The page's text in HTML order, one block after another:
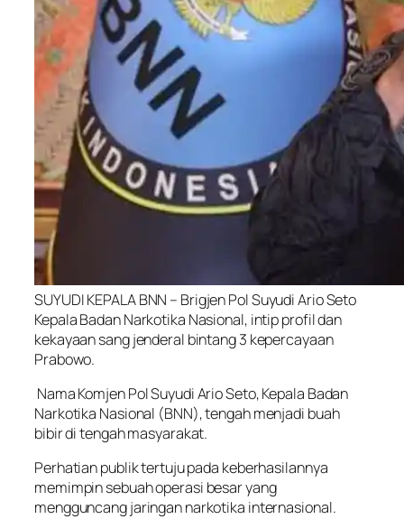
SUYUDI KEPALA BNN – Brigjen Pol Suyudi Ario Seto
Kepala Badan Narkotika Nasional, intip profil dan
kekayaan sang jenderal bintang 3 kepercayaan
Prabowo.
Nama Komjen Pol Suyudi Ario Seto, Kepala Badan
Narkotika Nasional (BNN), tengah menjadi buah
bibir di tengah masyarakat.
Perhatian publik tertuju pada keberhasilannya
memimpin sebuah operasi besar yang
mengguncang jaringan narkotika internasional.